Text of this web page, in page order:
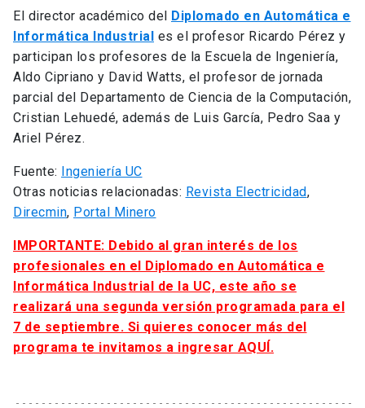
El director académico del Diplomado en Automática e
Informática Industrial es el profesor Ricardo Pérez y
participan los profesores de la Escuela de Ingeniería,
Aldo Cipriano y David Watts, el profesor de jornada
parcial del Departamento de Ciencia de la Computación,
Cristian Lehuedé, además de Luis García, Pedro Saa y
Ariel Pérez.
Fuente: Ingeniería UC
Otras noticias relacionadas: Revista Electricidad,
Direcmin, Portal Minero
IMPORTANTE: Debido al gran interés de los
profesionales en el Diplomado en Automática e
Informática Industrial de la UC, este año se
realizará una segunda versión programada para el
7 de septiembre. Si quieres conocer más del
programa te invitamos a ingresar AQUÍ.